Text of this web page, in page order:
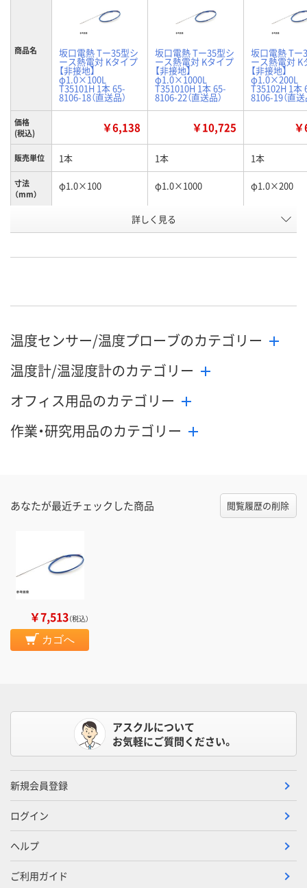
商品名 坂口電熱 Tー35型シ
ース熱電対 Kタイプ
【非接地】
φ1.0×100L
T35101H 1本 65-
8106-18（直送品）
坂口電熱 Tー35型シ
ース熱電対 Kタイプ
【非接地】
φ1.0×1000L
T351010H 1本 65-
8106-22（直送品）
坂口電熱 Tー
ース熱電対 K
【非接地】
φ1.0×200L
T35102H 1本
8106-19（直送
価格
(税込)
￥6,138 ￥10,725
販売単位 1本 1本 1本
寸法
（mm）
φ1.0×100 φ1.0×1000 φ1.0×200
RK19311 RK19306
カゴへ カゴへ
詳しく見る
温度センサー/温度プローブのカテゴリー
温度計/温湿度計のカテゴリー
オフィス用品のカテゴリー
作業・研究用品のカテゴリー
あなたが最近チェックした商品 閲覧履歴の削除
￥7,513（税込）
カゴへ
アスクルについて
お気軽にご質問ください。
新規会員登録
ログイン
ヘルプ
ご利用ガイド